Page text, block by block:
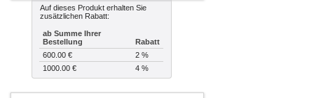
Auf dieses Produkt erhalten Sie
zusätzlichen Rabatt:
ab Summe Ihrer
Bestellung
Rabatt
600.00 €
2 %
1000.00 €
4 %